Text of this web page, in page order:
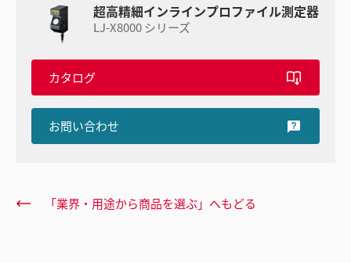
超高精細インラインプロファイル測定器
LJ-X8000 シリーズ
カタログ
お問い合わせ
「業界・用途から商品を選ぶ」へもどる